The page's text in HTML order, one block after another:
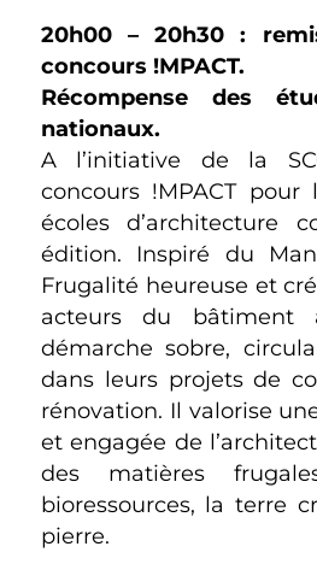
20h00 – 20h30 :
concours !MPACT.
Récompense des
nationaux.
A l’initiative de la
concours !MPACT
écoles d’architecture
édition. Inspiré du
Frugalité heureuse et
acteurs du bâtiment
démarche sobre,
dans leurs projets de
rénovation. Il valorise
et engagée de
des matières
bioressources, la terre
pierre.